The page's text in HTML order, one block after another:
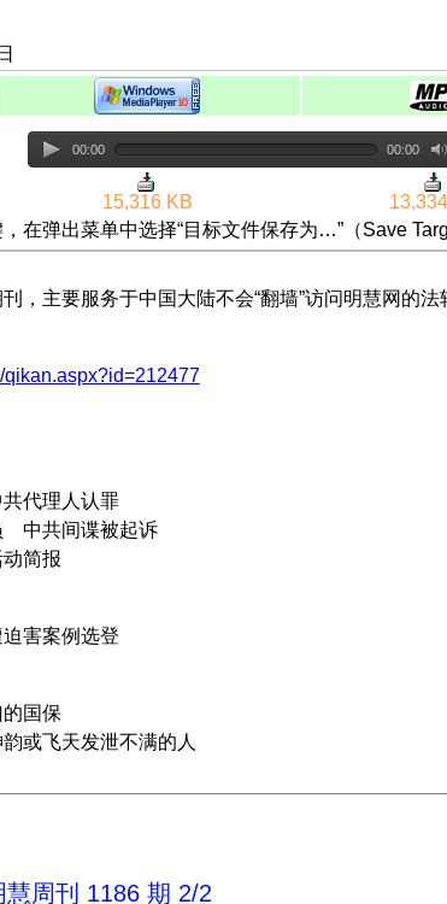
00:00 00:00
15,316 KB
在弹出菜单中选择“目标文件保存为…”（Save
刊，主要服务于中国大陆不会“翻墙”访问明慧网的
qikan.aspx?id=212477
代理人认罪
共间谍被起诉
简报
害案例选登
国保
飞天发泄不满的人
慧周刊 1186 期 2/2